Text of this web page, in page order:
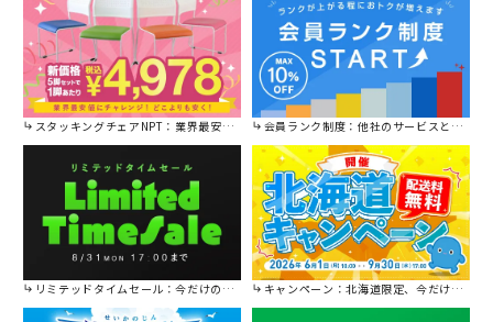
スタッキングチェアNPT：業界最安値に挑戦！ 会員ランク制度：他社のサービスと比較してください。
リミテッドタイムセール：今だけの限定セール。 キャンペーン：北海道限定、今だけ送料無料！